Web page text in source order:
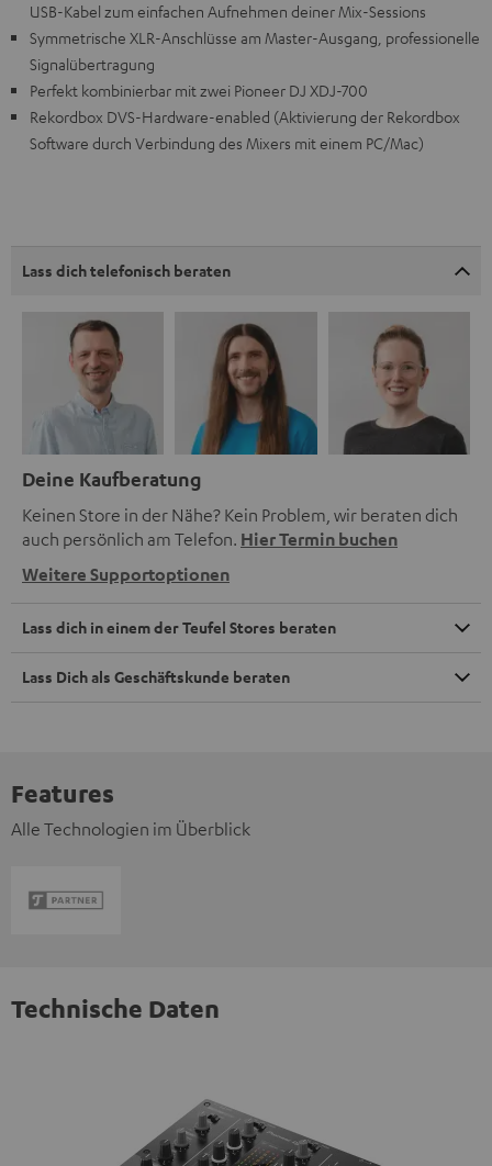
USB-Kabel zum einfachen Aufnehmen deiner Mix-Sessions
Symmetrische XLR-Anschlüsse am Master-Ausgang, professionelle
Signalübertragung
Perfekt kombinierbar mit zwei Pioneer DJ XDJ-700
Rekordbox DVS-Hardware-enabled (Aktivierung der Rekordbox
Software durch Verbindung des Mixers mit einem PC/Mac)
Lass dich telefonisch beraten
Deine Kaufberatung
Keinen Store in der Nähe? Kein Problem, wir beraten dich
auch persönlich am Telefon. Hier Termin buchen
Weitere Supportoptionen
Lass dich in einem der Teufel Stores beraten
Lass Dich als Geschäftskunde beraten
Features
Alle Technologien im Überblick
Technische Daten